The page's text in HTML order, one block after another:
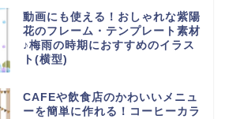
動画にも使える！おしゃれな紫陽
花のフレーム・テンプレート素材
♪梅雨の時期におすすめのイラス
ト(横型)
CAFEや飲食店のかわいいメニュ
ーを簡単に作れる！コーヒーカラ